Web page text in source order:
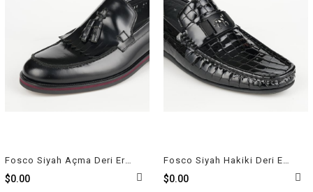
Fosco Siyah Açma Deri Erkek Ayakkabı 6080 300
$0.00
Fosco Siyah Hakiki Deri Erkek Loafer - Rok Ayakkabı 2094 589 430
$0.00